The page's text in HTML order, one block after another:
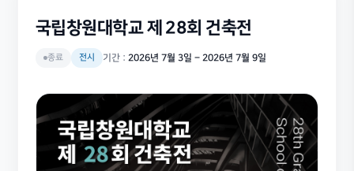
국립창원대학교 제 28회 건축전
종료 전시 기간 :2026년 7월 3일 – 2026년 7월 9일